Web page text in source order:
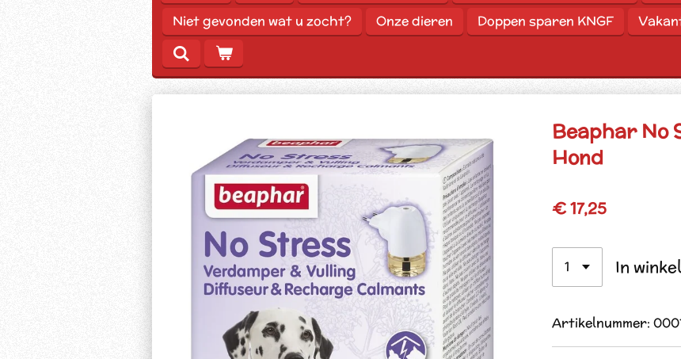
Niet gevonden wat u zocht?
Onze dieren Doppen sparen KNGF
Beaphar No
Hond
€ 17,25
In
Artikelnummer: